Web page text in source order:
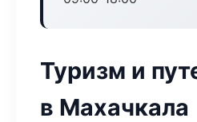
Туризм и
в Махачкала